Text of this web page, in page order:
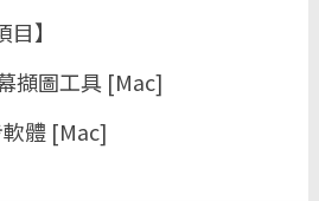
】
擷圖工具 [Mac]
體 [Mac]